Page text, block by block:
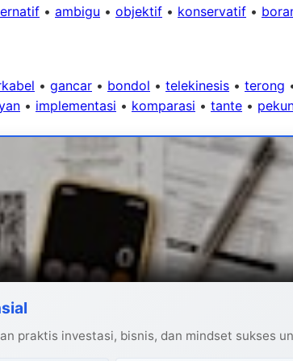
• ambigu • objektif • konservatif •
• gancar • bondol • telekinesis • terong
• implementasi • komparasi • tante •
praktis investasi, bisnis, dan mindset sukses